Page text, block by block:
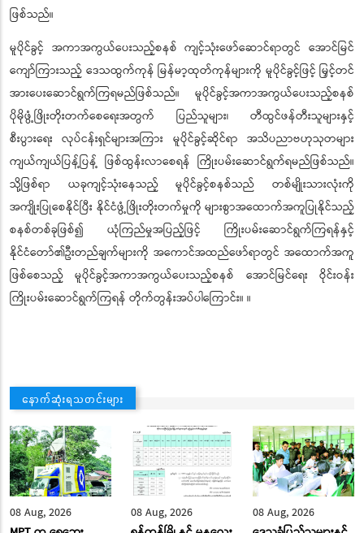
ဖြစ်သည်။
မူပိုင်ခွင့် အကာအကွယ်ပေးသည့်စနစ် ကျင့်သုံးဖော်ဆောင်ရာတွင် အောင်မြင်
ကျော်ကြားသည့် ဒေသထွက်ကုန် မြန်မာ့ထုတ်ကုန်များကို မူပိုင်ခွင့်ဖြင့် မြှင့်တင်
အားပေးဆောင်ရွက်ကြရမည်ဖြစ်သည်။ မူပိုင်ခွင့်အကာအကွယ်ပေးသည့်စနစ်
ပိုမိုဖွံ့ဖြိုးတိုးတက်စေရေးအတွက် ပြည်သူများ၊ တီထွင်ဖန်တီးသူများနှင့်
စီးပွားရေး လုပ်ငန်းရှင်များအကြား မူပိုင်ခွင့်ဆိုင်ရာ အသိပညာဗဟုသုတများ
ကျယ်ကျယ်ပြန့်ပြန့် ဖြစ်ထွန်းလာစေရန် ကြိုးပမ်းဆောင်ရွက်ရမည်ဖြစ်သည်။
သို့ဖြစ်ရာ ယခုကျင့်သုံးနေသည့် မူပိုင်ခွင့်စနစ်သည် တစ်မျိုးသားလုံးကို
အကျိုးပြုစေနိုင်ပြီး နိုင်ငံဖွံ့ဖြိုးတိုးတက်မှုကို များစွာအထောက်အကူပြုနိုင်သည့်
စနစ်တစ်ခုဖြစ်၍ ယုံကြည်မှုအပြည့်ဖြင့် ကြိုးပမ်းဆောင်ရွက်ကြရန်နှင့်
နိုင်ငံတော်၏ဦးတည်ချက်များကို အကောင်အထည်ဖော်ရာတွင် အထောက်အကူ
ဖြစ်စေသည့် မူပိုင်ခွင့်အကာအကွယ်ပေးသည့်စနစ် အောင်မြင်ရေး ဝိုင်းဝန်း
ကြိုးပမ်းဆောင်ရွက်ကြရန် တိုက်တွန်းအပ်ပါကြောင်း။ ။
နောက်ဆုံးရသတင်းများ
08 Aug, 2026
08 Aug, 2026
08 Aug, 2026